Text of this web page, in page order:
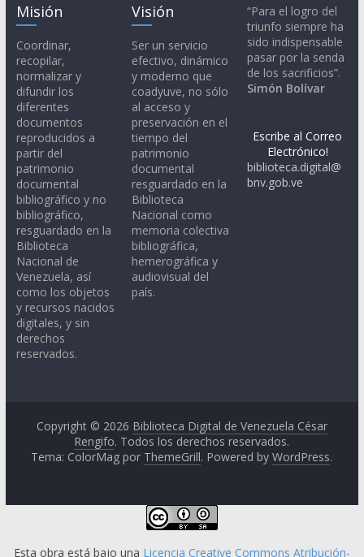
Misión
Coordinar,
recopilar,
normalizar y
difundir los
diferentes
documentos
reproducidos a
partir del
patrimonio
documental
bibliográfico y no
bibliográfico,
resguardado en la
Biblioteca
Nacional de
Venezuela, así
como los objetos
y recursos nacidos
digitales, y sin
derechos
reservados.
Visión
Ser un servicio
efectivo, dinámico
y moderno que
coadyuve, no sólo
al acceso y
preservación en el
tiempo del
patrimonio
documental
resguardado en la
Biblioteca
Nacional como
memoria colectiva
bibliográfica,
hemerográfica y
audiovisual del
país.
“Para el logro del
triunfo siempre ha
sido indispensable
pasar por la senda
de los sacrificios”.
Simón Bolívar
Escribe al Correo
Electrónico!
biblioteca.digital@
bnv.gob.ve
Copyright © 2026 Biblioteca Digital de Venezuela César
Rengifo. Todos los derechos reservados.
Tema: ColorMag por ThemeGrill. Powered byWordPress.
Esta obra está bajo una Licencia Creative Commons Atribución-